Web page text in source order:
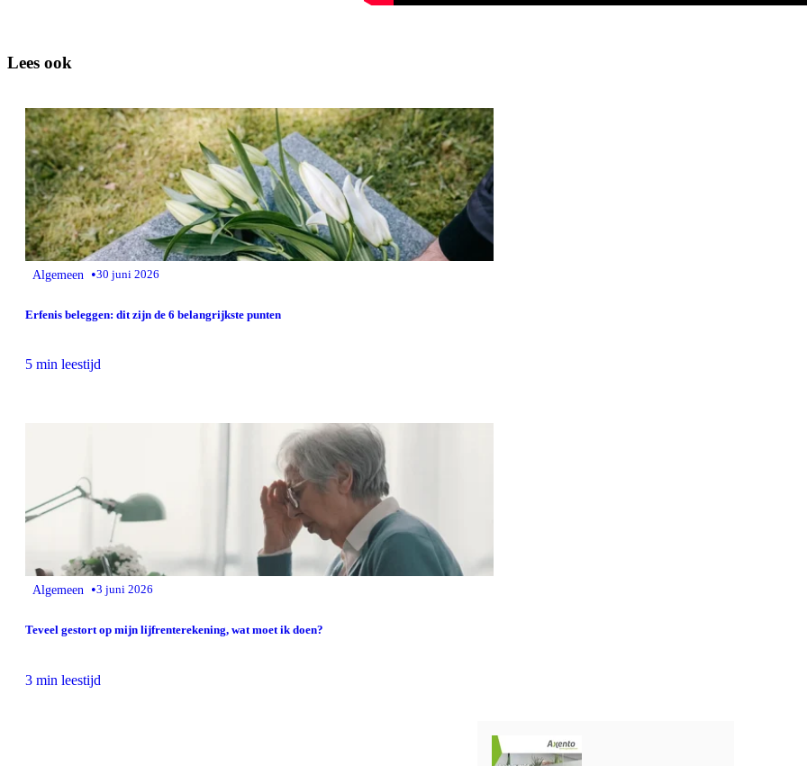
Lees ook
Algemeen •30 juni 2026
Erfenis beleggen: dit zijn de 6 belangrijkste punten
5 min leestijd
Algemeen •3 juni 2026
Teveel gestort op mijn lijfrenterekening, wat moet ik doen?
3 min leestijd